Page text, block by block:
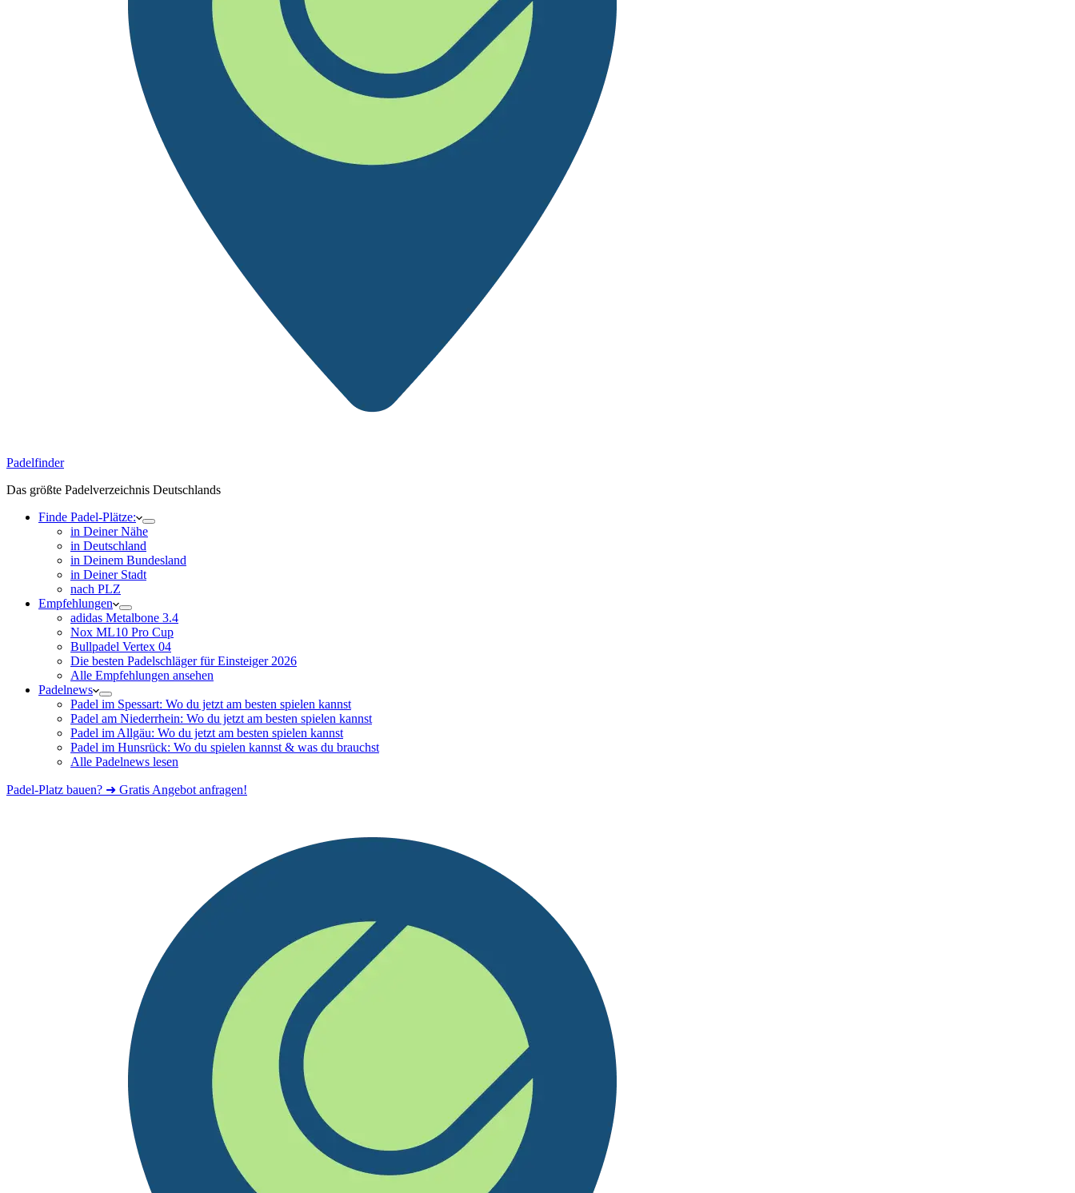
Padelfinder
Das größte Padelverzeichnis Deutschlands
Finde Padel-Plätze:
in Deiner Nähe
in Deutschland
in Deinem Bundesland
in Deiner Stadt
nach PLZ
Empfehlungen
adidas Metalbone 3.4
Nox ML10 Pro Cup
Bullpadel Vertex 04
Die besten Padelschläger für Einsteiger 2026
Alle Empfehlungen ansehen
Padelnews
Padel im Spessart: Wo du jetzt am besten spielen kannst
Padel am Niederrhein: Wo du jetzt am besten spielen kannst
Padel im Allgäu: Wo du jetzt am besten spielen kannst
Padel im Hunsrück: Wo du spielen kannst & was du brauchst
Alle Padelnews lesen
Padel-Platz bauen? ➜ Gratis Angebot anfragen!